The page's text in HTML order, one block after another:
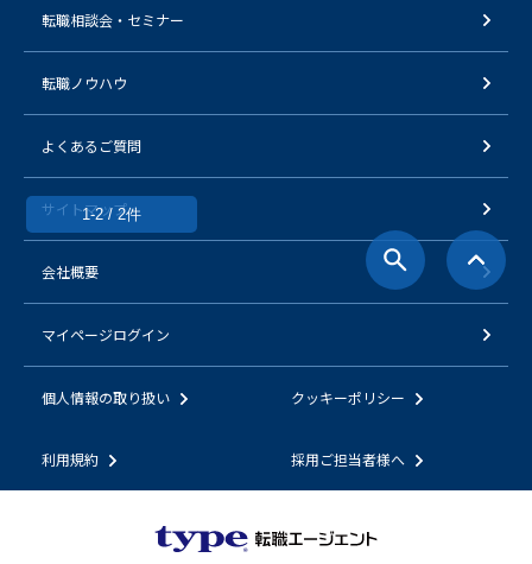
1-2 / 2件
転職相談会・セミナー
転職ノウハウ
よくあるご質問
サイトマップ
会社概要
マイページログイン
個人情報の取り扱い クッキーポリシー
利用規約 採用ご担当者様へ